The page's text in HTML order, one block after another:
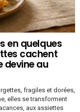
en quelques
cachent
devine au
fragiles et dorées,
elles se transforment
aux assiettes